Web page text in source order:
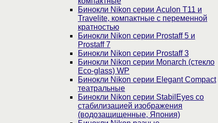
Бинокли Nikon серии Aculon T11 и
Travelite, компактные с переменной
кратностью
Бинокли Nikon серии Prostaff 5 и
Prostaff 7
Бинокли Nikon серии Prostaff 3
Бинокли Nikon серии Monarch (стекло
Eco-glass) WP
Бинокли Nikon серии Elegant Compact
театральные
Бинокли Nikon серии StabilEyes со
стабилизацией изображения
(водозащищенные, Япония)